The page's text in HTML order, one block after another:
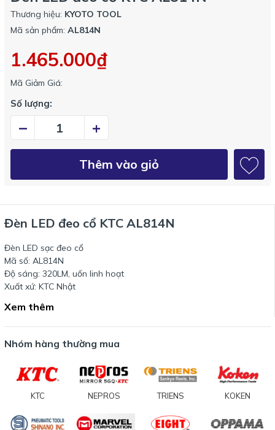
Thương hiệu: KYOTO TOOL
Mã sản phẩm: AL814N
1.465.000₫
Mã Giảm Giá:
Số lượng:
– +
Thêm vào giỏ
Đèn LED đeo cổ KTC AL814N
Đèn LED sạc đeo cổ
Mã số: AL814N
Độ sáng: 320LM, uốn linh hoạt
Xuất xứ: KTC Nhật
Xem thêm
Nhóm hàng thường mua
KTC NEPROS TRIENS KOKEN